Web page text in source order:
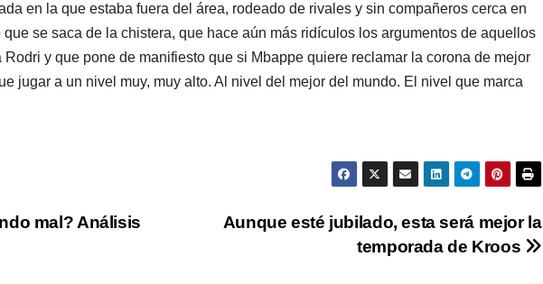
en la que estaba fuera del área, rodeado de rivales y sin compañeros cerca en
que se saca de la chistera, que hace aún más ridículos los argumentos de aquellos
y que pone de manifiesto que si Mbappe quiere reclamar la corona de mejor
jugar a un nivel muy, muy alto. Al nivel del mejor del mundo. El nivel que marca
Aunque esté jubilado, esta será mejor la
temporada de Kroos
mal? Análisis